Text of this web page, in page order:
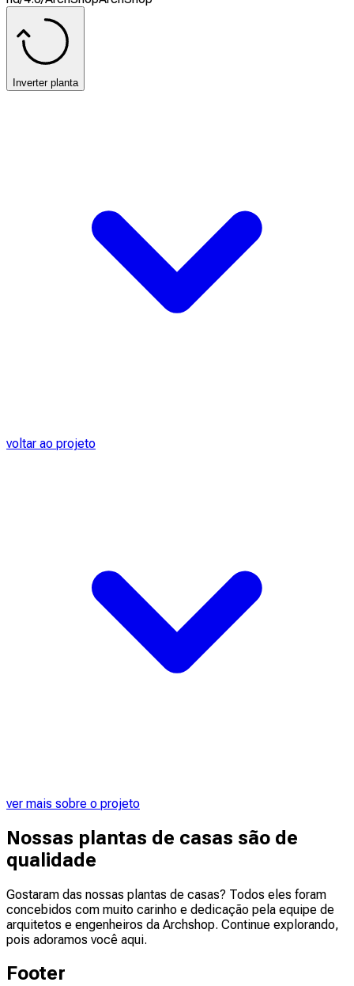
Inverter planta
voltar ao projeto
ver mais sobre o projeto
Nossas plantas de casas são de
qualidade
Gostaram das nossas plantas de casas? Todos eles foram
concebidos com muito carinho e dedicação pela equipe de
arquitetos e engenheiros da Archshop. Continue explorando,
pois adoramos você aqui.
Footer